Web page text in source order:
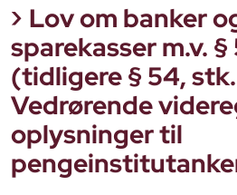
Lov om banker
sparekasser m.v. §
(tidligere § 54,
Vedrørende
oplysninger til